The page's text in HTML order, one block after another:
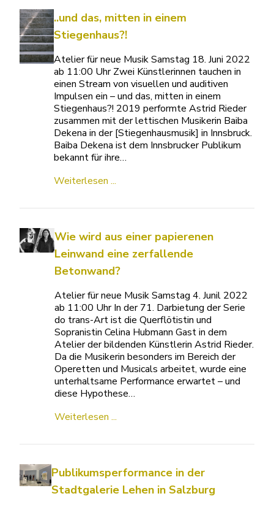
..und das, mitten in einem
Stiegenhaus?!
Atelier für neue Musik Samstag 18. Juni 2022
ab 11:00 Uhr Zwei Künstlerinnen tauchen in
einen Stream von visuellen und auditiven
Impulsen ein – und das, mitten in einem
Stiegenhaus?! 2019 performte Astrid Rieder
zusammen mit der lettischen Musikerin Baiba
Dekena in der [Stiegenhausmusik] in Innsbruck.
Baiba Dekena ist dem Innsbrucker Publikum
bekannt für ihre…
Weiterlesen ...
Wie wird aus einer papierenen
Leinwand eine zerfallende
Betonwand?
Atelier für neue Musik Samstag 4. Junil 2022
ab 11:00 Uhr In der 71. Darbietung der Serie
do trans-Art ist die Querflötistin und
Sopranistin Celina Hubmann Gast in dem
Atelier der bildenden Künstlerin Astrid Rieder.
Da die Musikerin besonders im Bereich der
Operetten und Musicals arbeitet, wurde eine
unterhaltsame Performance erwartet – und
diese Hypothese…
Weiterlesen ...
Publikumsperformance in der
Stadtgalerie Lehen in Salzburg